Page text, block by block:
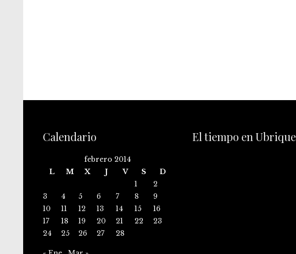
Calendario
febrero 2014
L
M X J V S
D
1
2
3
4 5 6 7 8
9
10
11 12 13 14 15
16
17
18 19 20 21 22
23
24
25 26 27 28
El tiempo en Ubrique